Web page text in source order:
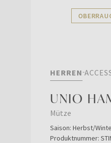
HERREN
UNIO
Mütze
Saison: Herbst/
Produktnummer: